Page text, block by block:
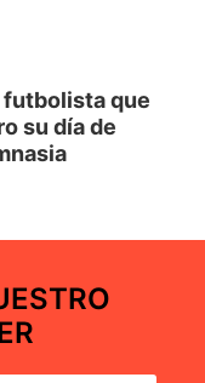
futbolista que
su día de